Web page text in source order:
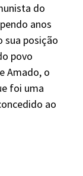
do
anos
sua posição
povo
Amado, o
foi uma
ao